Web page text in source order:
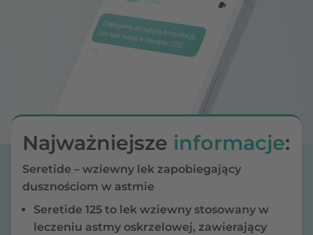
Najważniejsze informacje:
Seretide – wziewny lek zapobiegający
dusznościom w astmie
Seretide 125 to lek wziewny stosowany w
leczeniu astmy oskrzelowej, zawierający